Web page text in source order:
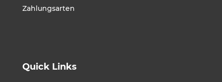
Zahlungsarten
Quick Links